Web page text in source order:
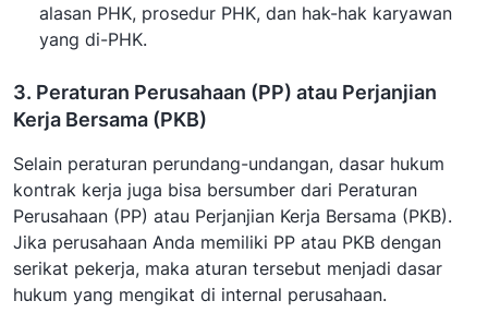
alasan PHK, prosedur PHK, dan hak-hak karyawan
yang di-PHK.
3. Peraturan Perusahaan (PP) atau Perjanjian
Kerja Bersama (PKB)
Selain peraturan perundang-undangan, dasar hukum
kontrak kerja juga bisa bersumber dari Peraturan
Perusahaan (PP) atau Perjanjian Kerja Bersama (PKB).
Jika perusahaan Anda memiliki PP atau PKB dengan
serikat pekerja, maka aturan tersebut menjadi dasar
hukum yang mengikat di internal perusahaan.